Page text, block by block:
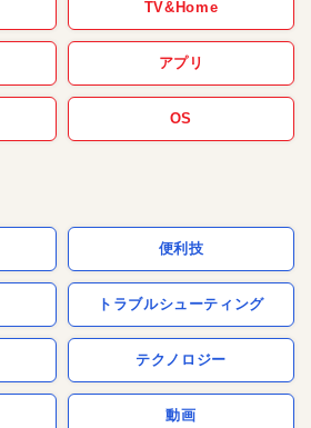
TV&Home
アプリ
OS
便利技
トラブルシューティング
テクノロジー
動画